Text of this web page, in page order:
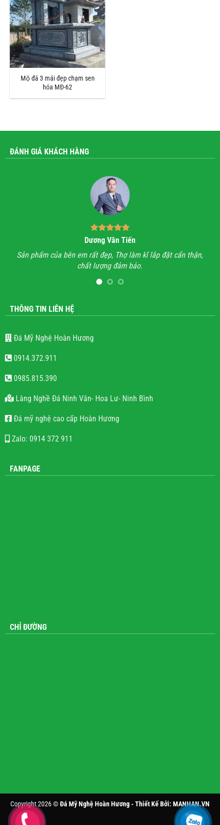
Mộ đá 3 mái đẹp chạm sen
hóa MĐ-62
ĐÁNH GIÁ KHÁCH HÀNG
Dương Văn Tiến
Sản phẩm của bên em rất đẹp, Thợ làm kĩ lắp đặt cẩn thận,
chất lượng đảm bảo.
THÔNG TIN LIÊN HỆ
Đá Mỹ Nghệ Hoàn Hương
0914.372.911
0985.815.390
Làng Nghề Đá Ninh Vân- Hoa Lư- Ninh Bình
Đá mỹ nghệ cao cấp Hoàn Hương
Zalo: 0914 372 911
FANPAGE
CHỈ ĐƯỜNG
Copyright 2026 ©Đá Mỹ Nghệ Hoàn Hương - Thiết Kế Bởi: MANHAN.VN